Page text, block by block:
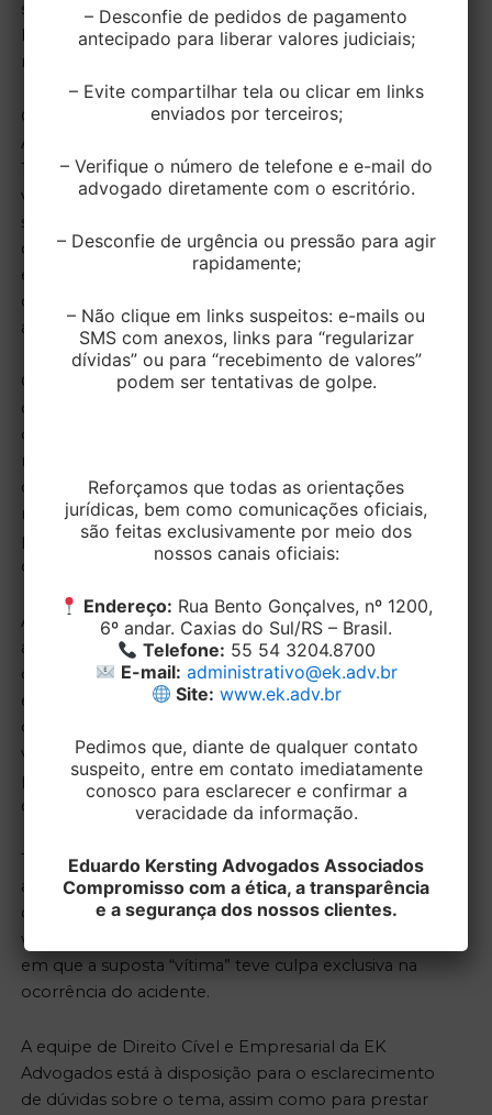
sem sua autorização, tomassem o veículo para utilizá-
lo (culpa in eligendo ou in vigilando,
respectivamente)”.
O Ministro Ricardo Villas Boas Cueva, ao julgar o
Agravo Regimental em Recurso Especial nº
1.519.178/DF, complementou: “O proprietário do
veículo que o empresta a terceiro responde
solidariamente pelos danos causados por seu uso
culposo. A sua culpa configura-se em razão da
escolha impertinente da pessoa a conduzir seu carro
ou da negligência em permitir que terceiros, sem sua
autorização, utilizem o veículo”.
O mesmo ocorre com empresa: sendo proprietária
do veículo, responderá de forma conjunta com o
condutor, seja pelos fundamentos acima
mencionados, seja por redação expressa do art. 932
do Código Civil, que dispõe que o empregador
responde “por seus empregados, serviçais e
prepostos, no exercício do trabalho que lhes
competir, ou em razão dele”.
Assim, provada a culpa do condutor na ocorrência do
acidente, e demonstrados pela vítima prejuízos
ordem material ou de ordem moral, até mesmo
estética, o proprietário do veículo responderá
civilmente juntamente com o condutor perante a
vítima – ressalvando-se, evidentemente, a
possibilidade de posterior ação regressiva contra o
condutor.
Tal responsabilidade, cumpre ressaltar, poderá ser
afastada caso consiga o proprietário provar que agiu
de forma diligente e que não falhou no momento de
vigiar a conduta do condutor; ou, ainda, nas hipóteses
em que a suposta “vítima” teve culpa exclusiva na
ocorrência do acidente.
A equipe de Direito Cível e Empresarial da EK
Advogados está à disposição para o esclarecimento
de dúvidas sobre o tema, assim como para prestar
– Desconfie de pedidos de pagamento
antecipado para liberar valores judiciais;
– Evite compartilhar tela ou clicar em links
enviados por terceiros;
– Verifique o número de telefone e e-mail do
advogado diretamente com o escritório.
– Desconfie de urgência ou pressão para agir
rapidamente;
– Não clique em links suspeitos: e-mails ou
SMS com anexos, links para “regularizar
dívidas” ou para “recebimento de valores”
podem ser tentativas de golpe.
Reforçamos que todas as orientações
jurídicas, bem como comunicações oficiais,
são feitas exclusivamente por meio dos
nossos canais oficiais:
Endereço: Rua Bento Gonçalves, nº 1200,
6º andar. Caxias do Sul/RS – Brasil.
Telefone: 55 54 3204.8700
E-mail: administrativo@ek.adv.br
Site: www.ek.adv.br
Pedimos que, diante de qualquer contato
suspeito, entre em contato imediatamente
conosco para esclarecer e confirmar a
veracidade da informação.
Eduardo Kersting Advogados Associados
Compromisso com a ética, a transparência
e a segurança dos nossos clientes.